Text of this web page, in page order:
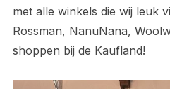
met alle winkels die wij leuk
Rossman, NanuNana,
shoppen bij de Kaufland!